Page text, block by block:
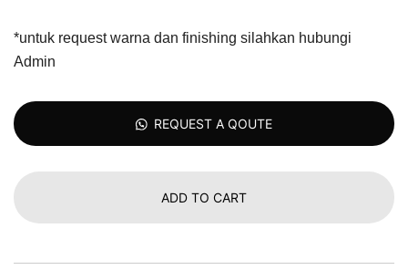
*untuk request warna dan finishing silahkan hubungi
Admin
REQUEST A QOUTE
ADD TO CART